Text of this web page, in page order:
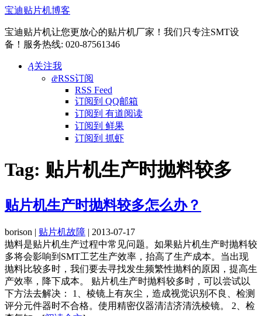
宝迪贴片机博客
宝迪贴片机让您更放心的贴片机厂家！我们只专注SMT设
备！服务热线: 020-87561346
Ą关注我
ǣRSS订阅
RSS Feed
订阅到 QQ邮箱
订阅到 有道阅读
订阅到 鲜果
订阅到 抓虾
Tag: 贴片机生产时抛料较多
贴片机生产时抛料较多怎么办？
borison | 贴片机故障 | 2013-07-17
抛料是贴片机生产过程中常见问题。如果贴片机生产时抛料较
多将会影响到SMT工艺生产效率，抬高了生产成本。当出现
抛料比较多时，我们要去寻找发生频繁性抛料的原因，提高生
产效率，降下成本。 贴片机生产时抛料较多时，可以尝试以
下方法去解决： 1、棱镜上有灰尘，造成视觉识别不良、检测
评分元件器时不合格。使用精密仪器清洁济清洗棱镜。 2、检